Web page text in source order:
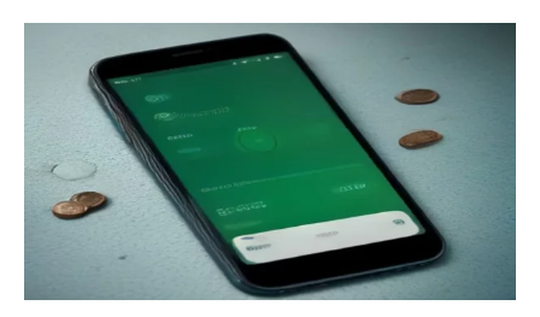
o
o
k
p
p